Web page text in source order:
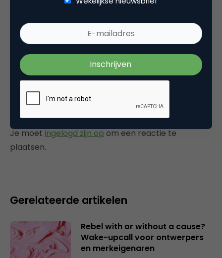
Categorie
Commerce
Plaats reactie
Je moet ingelogd zijn op om een reactie te
plaatsen.
Gerelateerde artikelen
Rebel with or without a cause?
Wake-upcall voor ontwerpers
en merkeigenaren